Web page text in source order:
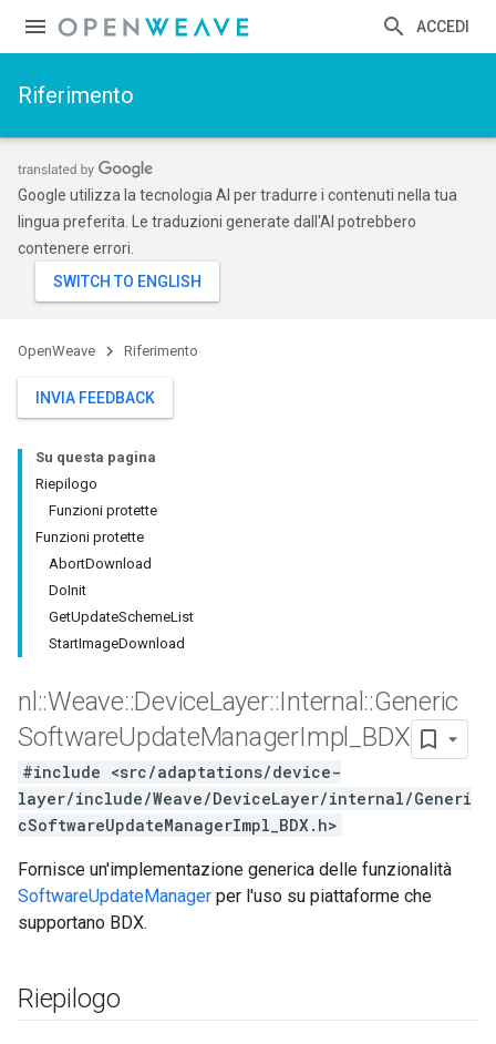
ACCEDI
Riferimento
Google utilizza la tecnologia AI per tradurre i contenuti nella tua
lingua preferita. Le traduzioni generate dall'AI potrebbero
contenere errori.
OpenWeave Riferimento
INVIA FEEDBACK
Su questa pagina
Riepilogo
Funzioni protette
Funzioni protette
AbortDownload
DoInit
GetUpdateSchemeList
StartImageDownload
nl ::Weave::DeviceLayer::Internal ::Generic
SoftwareUpdateManagerImpl BDX
#include <src/adaptations/device-
layer/include/Weave/DeviceLayer/internal/Generi
cSoftwareUpdateManagerImpl_BDX.h>
Fornisce un'implementazione generica delle funzionalità
SoftwareUpdateManager per l'uso su piattaforme che
supportano BDX.
Riepilogo